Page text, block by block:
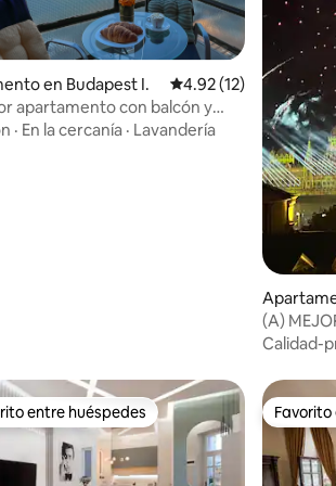
en Budapest I. Calificación
4.92 (12)
apartamento con balcón y
· En la cercanía · Lavandería
(A)
terraza
Calidad-
entre huéspedes preferido
entre huéspedes Favorito